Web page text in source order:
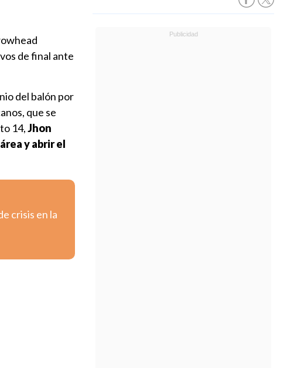
de final ante
del balón por
que se
14,Jhon
y abrir el
crisis en la